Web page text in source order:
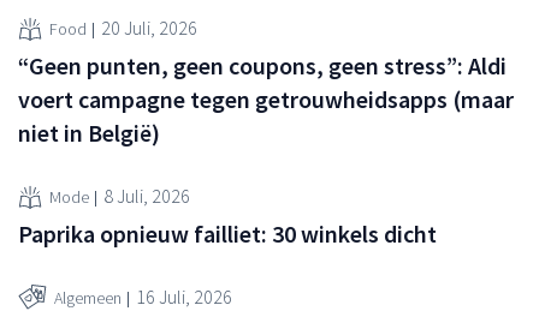
Food 20 Juli, 2026
“Geen punten, geen coupons, geen stress”: Aldi
voert campagne tegen getrouwheidsapps (maar
niet in België)
Mode 8 Juli, 2026
Paprika opnieuw failliet: 30 winkels dicht
Algemeen 16 Juli, 2026